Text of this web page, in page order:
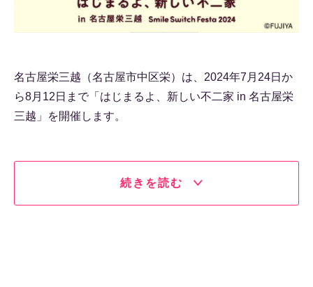
名古屋栄三越（名古屋市中区栄）は、2024年7月24日か
ら8月12日まで「はじまるよ、新しい不二家 in 名古屋栄
三越」を開催します。
続きを読む